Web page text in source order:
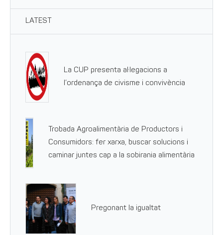
LATEST
La CUP presenta al·legacions a
l’ordenança de civisme i convivència
Trobada Agroalimentària de Productors i
Consumidors: fer xarxa, buscar solucions i
caminar juntes cap a la sobirania alimentària
Pregonant la igualtat